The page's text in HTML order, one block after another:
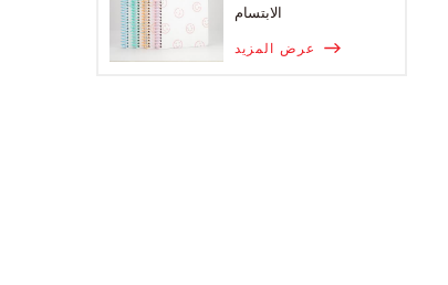
الابتسام
عرض المزيد